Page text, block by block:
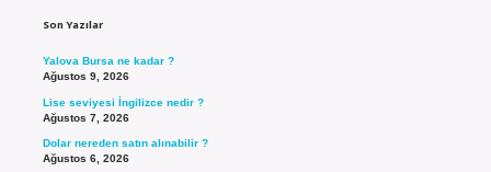
Son Yazılar
Yalova Bursa ne kadar ?
Ağustos 9, 2026
Lise seviyesi İngilizce nedir ?
Ağustos 7, 2026
Dolar nereden satın alınabilir ?
Ağustos 6, 2026